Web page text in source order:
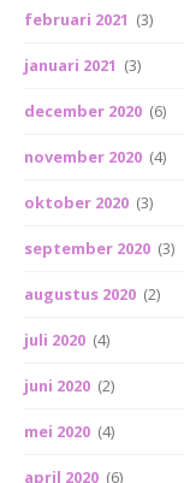
februari 2021 (3)
januari 2021 (3)
december 2020 (6)
november 2020 (4)
oktober 2020 (3)
september 2020 (3)
augustus 2020 (2)
juli 2020 (4)
juni 2020 (2)
mei 2020 (4)
april 2020 (6)